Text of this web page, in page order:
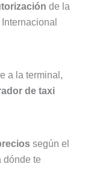
de la
a la terminal,
de taxi
según el
dónde te